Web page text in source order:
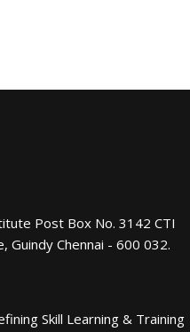
Post Box No. 3142 CTI
Guindy Chennai - 600 032.
Skill Learning & Training